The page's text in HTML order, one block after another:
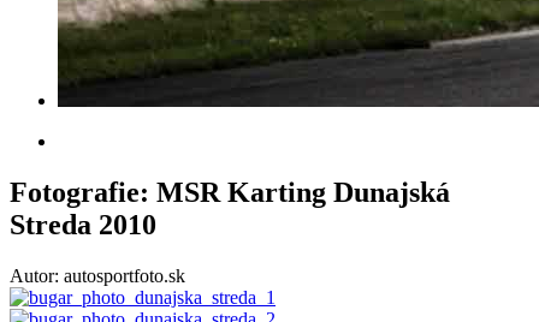
Fotografie: MSR Karting Dunajská
Streda 2010
Autor: autosportfoto.sk